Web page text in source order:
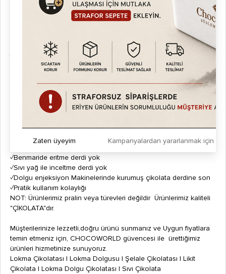
Lezzetli,Kaliteli, Gerçek Çikolatalarımızın En Uygun fiyatlarla
Kaliteli ve Lezzetli Lokmaya özel Çikolata gurubumuzu uygun
fiyatlara alıp
Lokma sektöründe kârlılık oranlarınızı %150 - 200 oranlarına
✓Lokma'ya özel Dolgu çikolataları ve Lokma üstü çikolataları
✓Donmayan özellik
✓Lezzetli ve Kaliteli
✓Benmaride eritme derdi yok
✓Sıvı yağ ile inceltme derdi yok
✓Dolgu enjeksiyon Makinelerinde kurumuş çikolata derdine son
✓Pratik kullanım kolaylığı
NOT: Ürünlerimiz pralin veya türevleri değildir Ürünlerimiz kaliteli
"ÇİKOLATA"dır.
Müşterilerinize lezzetli,doğru ürünü sunmanız ve Uygun fiyatlara
temin etmeniz için, CHOCOWORLD güvencesi ile ürettiğimiz
ürünleri hizmetinize sunuyoruz.
Lokma Çikolatası | Lokma Dolgusu | Şelale Çikolatası | Likit
Çikolata | Lokma Dolgu Çikolatası | Sıvı Çikolata
Kampanyalardan yararlanmak için
Zaten üyeyim